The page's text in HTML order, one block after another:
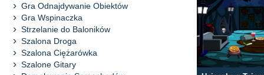
Gra Odnajdywanie Obiektów
Gra Wspinaczka
Strzelanie do Baloników
Szalona Droga
Szalona Ciężarówka
Szalone Gitary